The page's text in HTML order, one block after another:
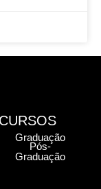
CURSOS
Graduação
Pós-
Graduação